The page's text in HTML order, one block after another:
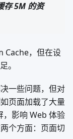
存 5M 的资
Cache，但在设
。
一些问题，但对
页面加载了大量
，影响 Web 体验
个方面：页面切